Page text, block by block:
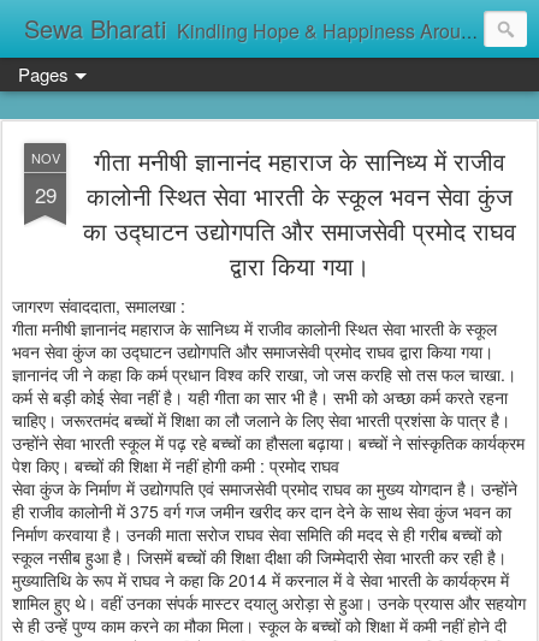
Sewa Bharati Kindling Hope & Happiness Around सेवा भारती சேவாபாரதி సేవా భారతి സേവാഭാരതി સેવા ભારતી সেবা ভাঁরাটি
Pages
NOV
29
गीता मनीषी ज्ञानानंद महाराज के सानिध्य में राजीव
कालोनी स्थित सेवा भारती के स्कूल भवन सेवा कुंज
का उद्घाटन उद्योगपति और समाजसेवी प्रमोद राघव
द्वारा किया गया।
जागरण संवाददाता, समालखा :
गीता मनीषी ज्ञानानंद महाराज के सानिध्य में राजीव कालोनी स्थित सेवा भारती के स्कूल
भवन सेवा कुंज का उद्घाटन उद्योगपति और समाजसेवी प्रमोद राघव द्वारा किया गया।
ज्ञानानंद जी ने कहा कि कर्म प्रधान विश्व करि राखा, जो जस करहि सो तस फल चाखा.।
कर्म से बड़ी कोई सेवा नहीं है। यही गीता का सार भी है। सभी को अच्छा कर्म करते रहना
चाहिए। जरूरतमंद बच्चों में शिक्षा का लौ जलाने के लिए सेवा भारती प्रशंसा के पात्र है।
उन्होंने सेवा भारती स्कूल में पढ़ रहे बच्चों का हौसला बढ़ाया। बच्चों ने सांस्कृतिक कार्यक्रम
पेश किए। बच्चों की शिक्षा में नहीं होगी कमी : प्रमोद राघव
सेवा कुंज के निर्माण में उद्योगपति एवं समाजसेवी प्रमोद राघव का मुख्य योगदान है। उन्होंने
ही राजीव कालोनी में 375 वर्ग गज जमीन खरीद कर दान देने के साथ सेवा कुंज भवन का
निर्माण करवाया है। उनकी माता सरोज राघव सेवा समिति की मदद से ही गरीब बच्चों को
स्कूल नसीब हुआ है। जिसमें बच्चों की शिक्षा दीक्षा की जिम्मेदारी सेवा भारती कर रही है।
मुख्यातिथि के रूप में राघव ने कहा कि 2014 में करनाल में वे सेवा भारती के कार्यक्रम में
शामिल हुए थे। वहीं उनका संपर्क मास्टर दयालु अरोड़ा से हुआ। उनके प्रयास और सहयोग
से ही उन्हें पुण्य काम करने का मौका मिला। स्कूल के बच्चों को शिक्षा में कमी नहीं होने दी